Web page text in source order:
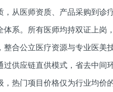
，从医师资质、产品采购到诊
系。所有医师均持双证上岗
合公立医疗资源与专业医美
过供应链直供模式，省去中间
热门项目价格仅为行业均价